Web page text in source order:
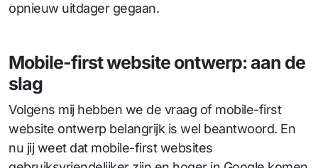
opnieuw uitdager gegaan.
Mobile-first website ontwerp: aan de
slag
Volgens mij hebben we de vraag of mobile-first
website ontwerp belangrijk is wel beantwoord. En
nu jij weet dat mobile-first websites